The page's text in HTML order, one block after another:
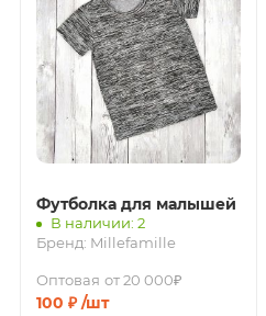
Футболка для малышей
В наличии: 2
Бренд: Millefamille
Оптовая от 20 000₽
100 ₽ /шт